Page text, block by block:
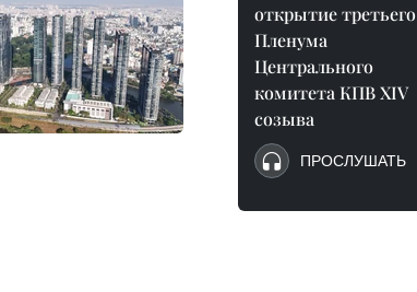
открытие третьего
Пленума
Центрального
комитета КПВ XIV
созыва
ПРОСЛУШАТЬ